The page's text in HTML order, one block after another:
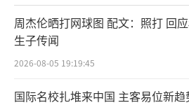
周杰伦晒打网球图 配文：照打 回
生子传闻
2026-08-05 19:19:45
国际名校扎堆来中国 主客易位新趋